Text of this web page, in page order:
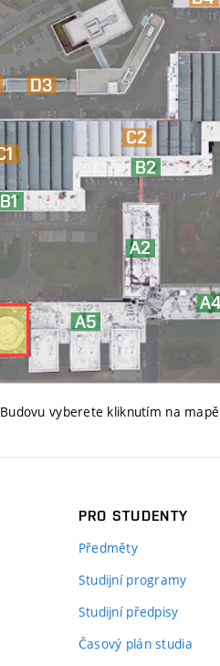
Budovu vyberete kliknutím na mapě
PRO STUDENTY
Předměty
Studijní programy
Studijní předpisy
Časový plán studia